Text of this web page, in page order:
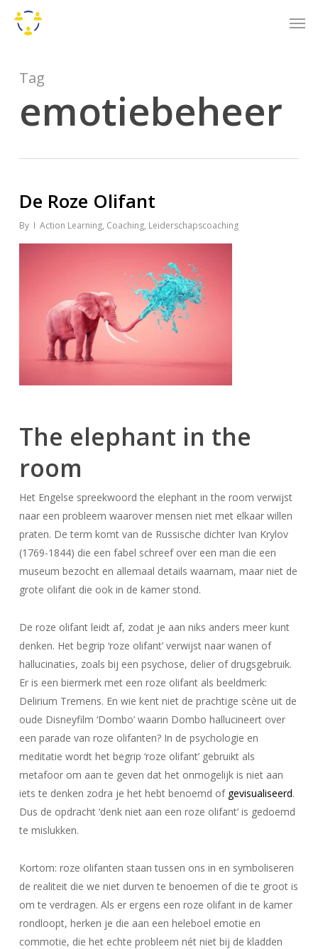
Tag
emotiebeheer
De Roze Olifant
By Action Learning, Coaching, Leiderschapscoaching
The elephant in the
room
Het Engelse spreekwoord the elephant in the room verwijst
naar een probleem waarover mensen niet met elkaar willen
praten. De term komt van de Russische dichter Ivan Krylov
(1769-1844) die een fabel schreef over een man die een
museum bezocht en allemaal details waarnam, maar niet de
grote olifant die ook in de kamer stond.
De roze olifant leidt af, zodat je aan niks anders meer kunt
denken. Het begrip ‘roze olifant’ verwijst naar wanen of
hallucinaties, zoals bij een psychose, delier of drugsgebruik.
Er is een biermerk met een roze olifant als beeldmerk:
Delirium Tremens. En wie kent niet de prachtige scène uit de
oude Disneyfilm ‘Dombo’ waarin Dombo hallucineert over
een parade van roze olifanten? In de psychologie en
meditatie wordt het begrip ‘roze olifant’ gebruikt als
metafoor om aan te geven dat het onmogelijk is niet aan
iets te denken zodra je het hebt benoemd of gevisualiseerd.
Dus de opdracht ‘denk niet aan een roze olifant’ is gedoemd
te mislukken.
Kortom: roze olifanten staan tussen ons in en symboliseren
de realiteit die we niet durven te benoemen of die te groot is
om te verdragen. Als er ergens een roze olifant in de kamer
rondloopt, herken je die aan een heleboel emotie en
commotie, die het echte probleem nét niet bij de kladden